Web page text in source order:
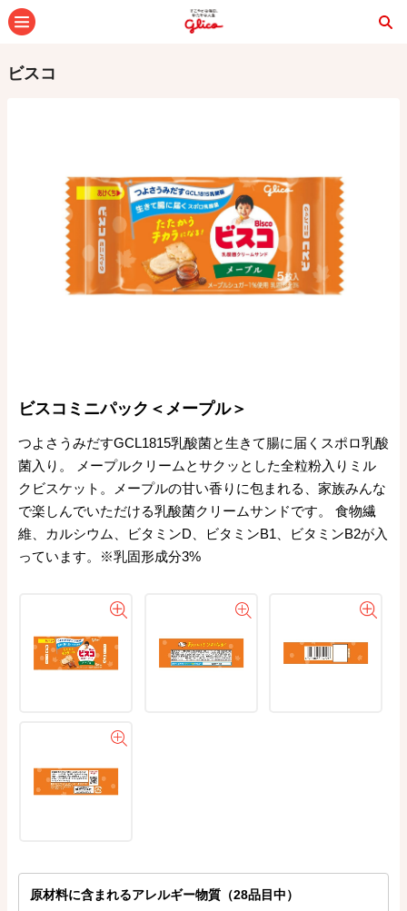
ビスコ
ビスコミニパック＜メープル＞
つよさうみだすGCL1815乳酸菌と生きて腸に届くスポロ乳酸
菌入り。 メープルクリームとサクッとした全粒粉入りミル
クビスケット。メープルの甘い香りに包まれる、家族みんな
で楽しんでいただける乳酸菌クリームサンドです。 食物繊
維、カルシウム、ビタミンD、ビタミンB1、ビタミンB2が入
っています。※乳固形成分3%
原材料に含まれるアレルギー物質（28品目中）